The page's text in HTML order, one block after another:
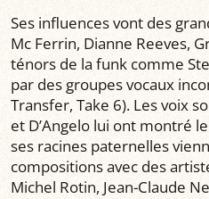
Ses influences vont des
Mc Ferrin, Dianne Reeves,
ténors de la funk comme
par des groupes vocaux
Transfer, Take 6). Les voix
et D’Angelo lui ont montré
ses racines paternelles
compositions avec des
Michel Rotin, Jean-Claude